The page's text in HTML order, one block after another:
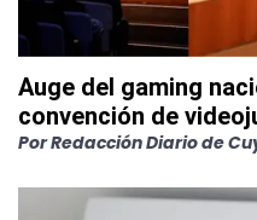
Auge del gaming
convención de
PorRedacción Diario de